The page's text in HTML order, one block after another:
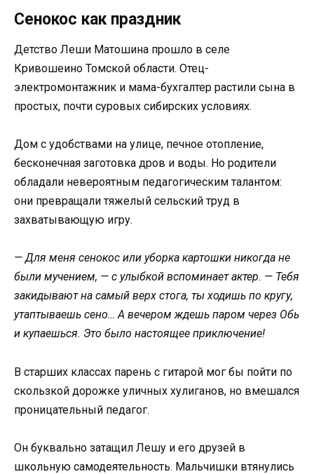
Сенокос как праздник
Детство Леши Матошина прошло в селе
Кривошеино Томской области. Отец-
электромонтажник и мама-бухгалтер растили сына в
простых, почти суровых сибирских условиях.
Дом с удобствами на улице, печное отопление,
бесконечная заготовка дров и воды. Но родители
обладали невероятным педагогическим талантом:
они превращали тяжелый сельский труд в
захватывающую игру.
— Для меня сенокос или уборка картошки никогда не
были мучением, — с улыбкой вспоминает актер. — Тебя
закидывают на самый верх стога, ты ходишь по кругу,
утаптываешь сено… А вечером ждешь паром через Обь
и купаешься. Это было настоящее приключение!
В старших классах парень с гитарой мог бы пойти по
скользкой дорожке уличных хулиганов, но вмешался
проницательный педагог.
Он буквально затащил Лешу и его друзей в
школьную самодеятельность. Мальчишки втянулись